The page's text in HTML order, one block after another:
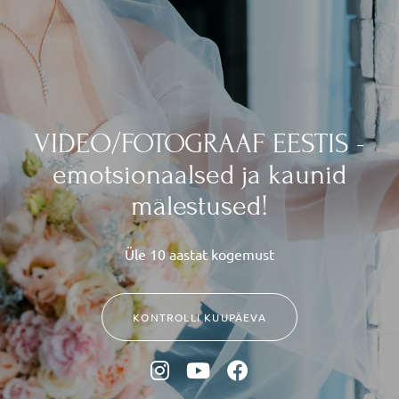
VIDEO/FOTOGRAAF EESTIS -
emotsionaalsed ja kaunid
mälestused!
Üle 10 aastat kogemust
KONTROLLI KUUPÄEVA